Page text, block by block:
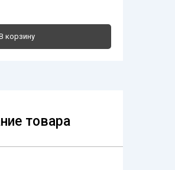
корзину
товара